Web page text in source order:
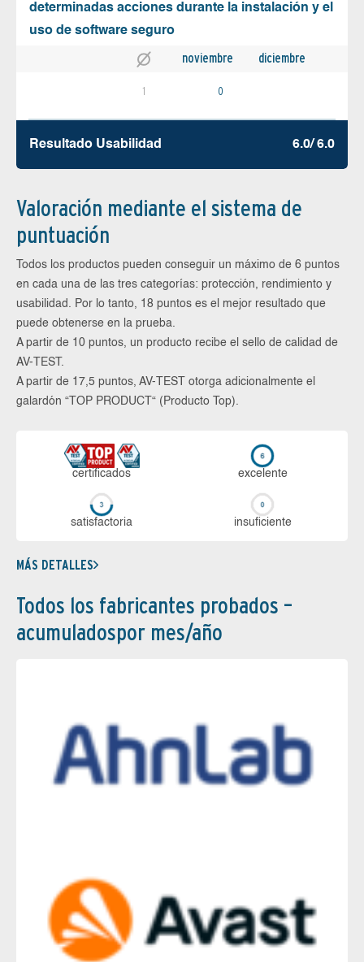
determinadas acciones durante la instalación y el
uso de software seguro
noviembre diciembre
1 0
Resultado Usabilidad 6.0/ 6.0
Valoración mediante el sistema de
puntuación
Todos los productos pueden conseguir un máximo de 6 puntos
en cada una de las tres categorías: protección, rendimiento y
usabilidad. Por lo tanto, 18 puntos es el mejor resultado que
puede obtenerse en la prueba.
A partir de 10 puntos, un producto recibe el sello de calidad de
AV-TEST.
A partir de 17,5 puntos, AV-TEST otorga adicionalmente el
galardón “TOP PRODUCT“ (Producto Top).
certi­ficados ex­ce­len­te
sa­tis­fac­to­ria in­su­fi­cien­te
MÁS DETALLES
Todos los fabricantes probados –
acumuladospor mes/año